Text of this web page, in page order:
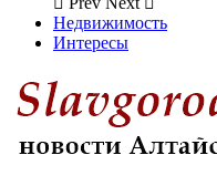
Недвижимость
Интересы